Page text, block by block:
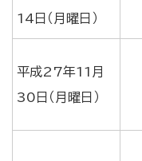
14日（月曜日）
平成27年11月
30日（月曜日）